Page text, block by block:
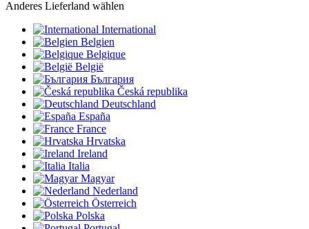
Anderes Lieferland wählen
International
Belgien
Belgique
België
България
Česká republika
Deutschland
España
France
Hrvatska
Ireland
Italia
Magyar
Nederland
Österreich
Polska